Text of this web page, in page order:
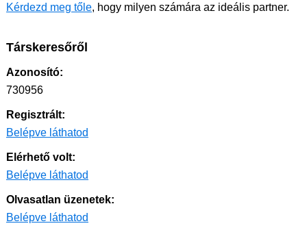
Kérdezd meg tőle, hogy milyen számára az ideális partner.
Társkeresőről
Azonosító:
730956
Regisztrált:
Belépve láthatod
Elérhető volt:
Belépve láthatod
Olvasatlan üzenetek:
Belépve láthatod